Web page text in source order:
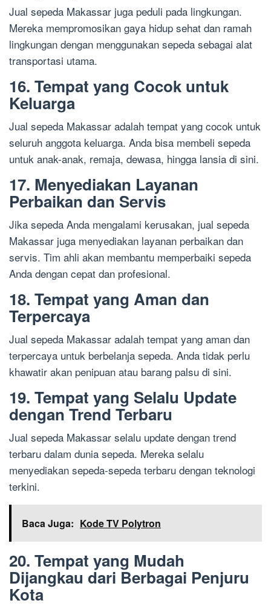
Jual sepeda Makassar juga peduli pada lingkungan.
Mereka mempromosikan gaya hidup sehat dan ramah
lingkungan dengan menggunakan sepeda sebagai alat
transportasi utama.
16. Tempat yang Cocok untuk
Keluarga
Jual sepeda Makassar adalah tempat yang cocok untuk
seluruh anggota keluarga. Anda bisa membeli sepeda
untuk anak-anak, remaja, dewasa, hingga lansia di sini.
17. Menyediakan Layanan
Perbaikan dan Servis
Jika sepeda Anda mengalami kerusakan, jual sepeda
Makassar juga menyediakan layanan perbaikan dan
servis. Tim ahli akan membantu memperbaiki sepeda
Anda dengan cepat dan profesional.
18. Tempat yang Aman dan
Terpercaya
Jual sepeda Makassar adalah tempat yang aman dan
terpercaya untuk berbelanja sepeda. Anda tidak perlu
khawatir akan penipuan atau barang palsu di sini.
19. Tempat yang Selalu Update
dengan Trend Terbaru
Jual sepeda Makassar selalu update dengan trend
terbaru dalam dunia sepeda. Mereka selalu
menyediakan sepeda-sepeda terbaru dengan teknologi
terkini.
Baca Juga: Kode TV Polytron
20. Tempat yang Mudah
Dijangkau dari Berbagai Penjuru
Kota